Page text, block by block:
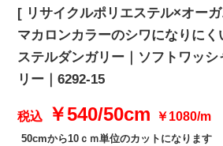
[ リサイクルポリエステル×オー
マカロンカラーのシワになりに
ステルダンガリー｜ソフトワッ
リー｜6292-15
税込 ￥540/50cm ￥1080/m
50cmから10ｃｍ単位のカットになります